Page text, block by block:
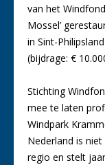
van het
Mossel’
in Sint-
(bijdrage: €
Stichting
mee te laten
Windpark
Nederland is
regio en stelt